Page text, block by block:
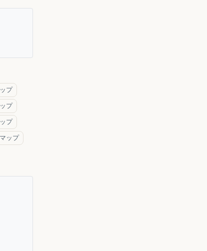
プ
プ
プ
ップ